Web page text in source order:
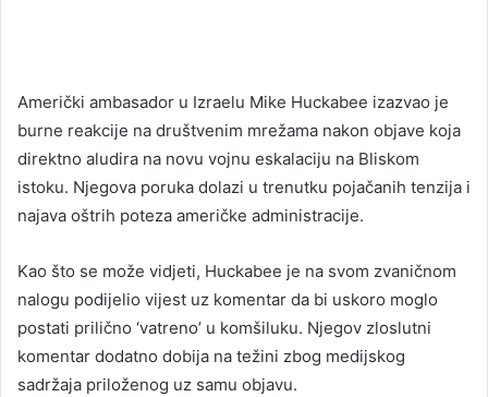
Američki ambasador u Izraelu Mike Huckabee izazvao je
burne reakcije na društvenim mrežama nakon objave koja
direktno aludira na novu vojnu eskalaciju na Bliskom
istoku. Njegova poruka dolazi u trenutku pojačanih tenzija i
najava oštrih poteza američke administracije.
Kao što se može vidjeti, Huckabee je na svom zvaničnom
nalogu podijelio vijest uz komentar da bi uskoro moglo
postati prilično ‘vatreno’ u komšiluku. Njegov zloslutni
komentar dodatno dobija na težini zbog medijskog
sadržaja priloženog uz samu objavu.